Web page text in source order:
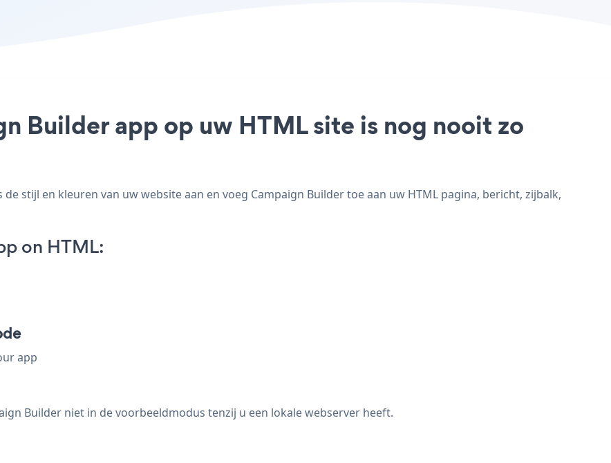
Builder app op uw HTML site is nog nooit zo
stijl en kleuren van uw website aan en voeg Campaign Builder toe aan uw HTML pagina, bericht, zijbalk,
on HTML:
app
Builder niet in de voorbeeldmodus tenzij u een lokale webserver heeft.